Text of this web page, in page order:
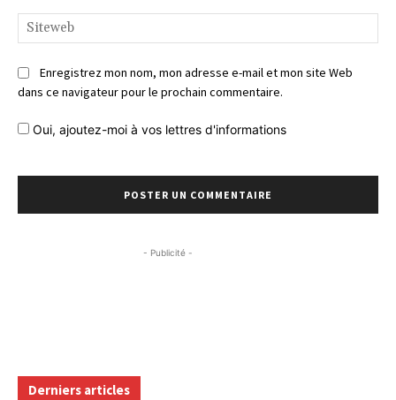
Enregistrez mon nom, mon adresse e-mail et mon site Web
dans ce navigateur pour le prochain commentaire.
Oui, ajoutez-moi à vos lettres d'informations
- Publicité -
Derniers articles